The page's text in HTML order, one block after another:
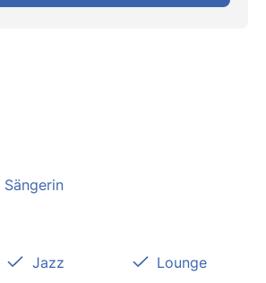
Sängerin
Jazz
Lounge